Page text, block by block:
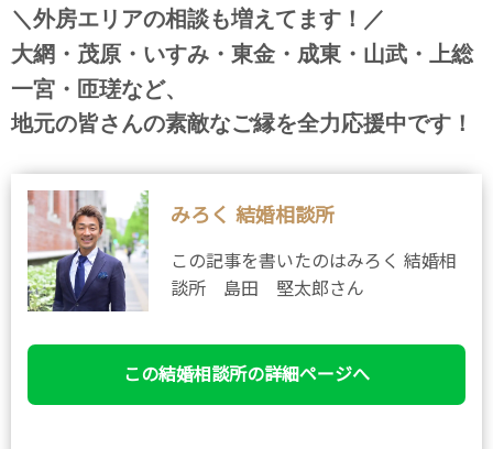
＼外房エリアの相談も増えてます！／
大網・茂原・いすみ・東金・成東・山武・上総
一宮・匝瑳など、
地元の皆さんの素敵なご縁を全力応援中です！
みろく 結婚相談所
この記事を書いたのはみろく 結婚相
談所 島田 堅太郎さん
この結婚相談所の詳細ページへ